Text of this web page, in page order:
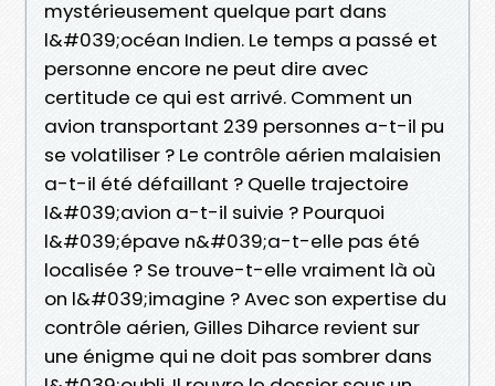
mystérieusement quelque part dans
l&#039;océan Indien. Le temps a passé et
personne encore ne peut dire avec
certitude ce qui est arrivé. Comment un
avion transportant 239 personnes a-t-il pu
se volatiliser ? Le contrôle aérien malaisien
a-t-il été défaillant ? Quelle trajectoire
l&#039;avion a-t-il suivie ? Pourquoi
l&#039;épave n&#039;a-t-elle pas été
localisée ? Se trouve-t-elle vraiment là où
on l&#039;imagine ? Avec son expertise du
contrôle aérien, Gilles Diharce revient sur
une énigme qui ne doit pas sombrer dans